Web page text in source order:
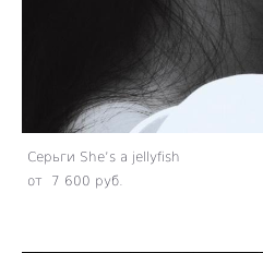
Серьги She’s a jellyfish
от 7 600 pуб.